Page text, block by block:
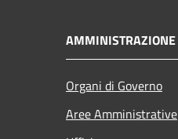
AMMINISTRAZIONE
Organi di Governo
Aree Amministrative